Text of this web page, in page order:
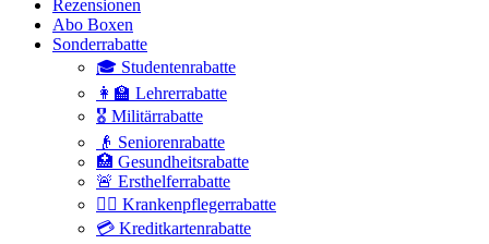
Rezensionen
Abo Boxen
Sonderrabatte
🎓 Studentenrabatte
👩‍🏫 Lehrerrabatte
🎖️ Militärrabatte
👴 Seniorenrabatte
🏥 Gesundheitsrabatte
🚨 Ersthelferrabatte
👩‍⚕️ Krankenpflegerrabatte
💳 Kreditkartenrabatte